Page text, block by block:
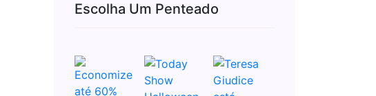
Escolha Um Penteado